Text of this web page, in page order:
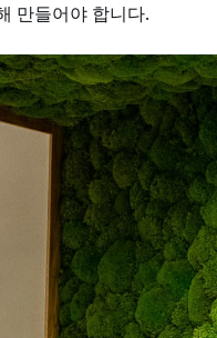
만들어야 합니다.